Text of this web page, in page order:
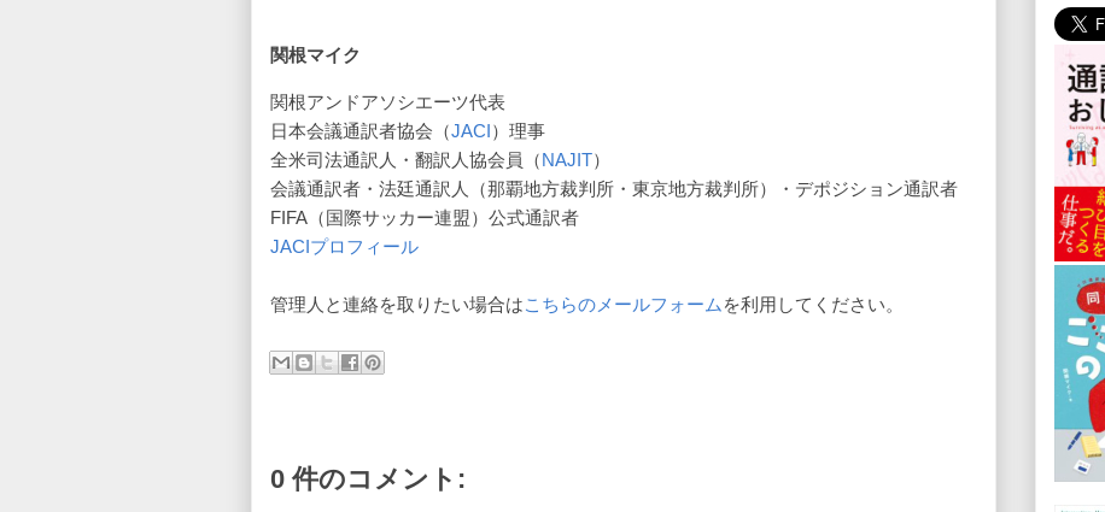
関根マイク
関根アンドアソシエーツ代表
日本会議通訳者協会（JACI）理事
全米司法通訳人・翻訳人協会員（NAJIT）
会議通訳者・法廷通訳人（那覇地方裁判所・東京地方裁判所）・デポジション通訳者
FIFA（国際サッカー連盟）公式通訳者
JACIプロフィール
管理人と連絡を取りたい場合はこちらのメールフォーム を利用してください。
0 件のコメント: